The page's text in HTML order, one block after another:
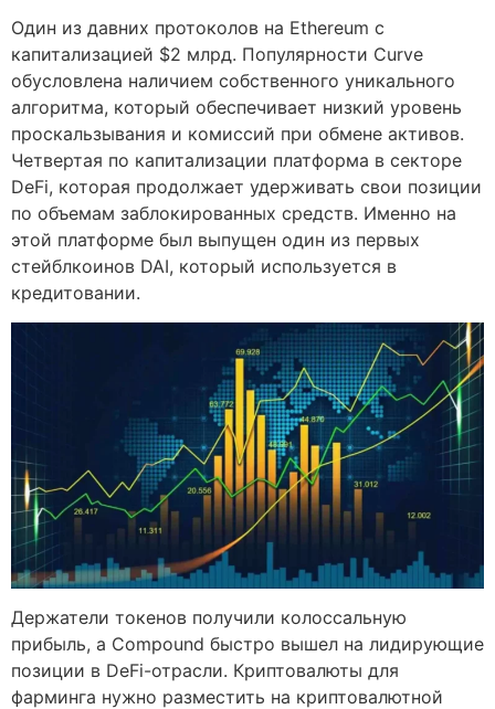
Один из давних протоколов на Ethereum с
капитализацией $2 млрд. Популярности Curve
обусловлена наличием собственного уникального
алгоритма, который обеспечивает низкий уровень
проскальзывания и комиссий при обмене активов.
Четвертая по капитализации платформа в секторе
DeFi, которая продолжает удерживать свои позиции
по объемам заблокированных средств. Именно на
этой платформе был выпущен один из первых
стейблкоинов DAI, который используется в
кредитовании.
Держатели токенов получили колоссальную
прибыль, а Compound быстро вышел на лидирующие
позиции в DeFi-отрасли. Криптовалюты для
фарминга нужно разместить на криптовалютной